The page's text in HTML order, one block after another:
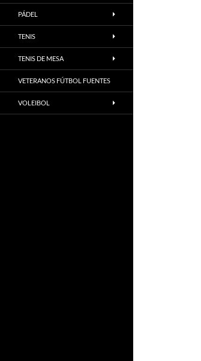
PÁDEL
TENIS
TENIS DE MESA
VETERANOS FÚTBOL FUENTES
VOLEIBOL